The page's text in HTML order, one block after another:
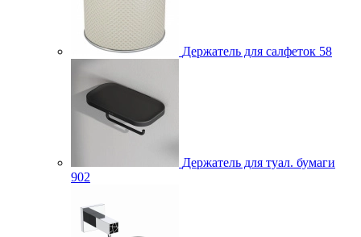
Держатель для салфеток 58
Держатель для туал. бумаги
902